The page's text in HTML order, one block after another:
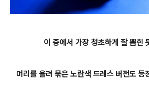
이 중에서 가장 청초하게 잘 뽑힌
머리를 올려 묶은 노란색 드레스 버전도 등